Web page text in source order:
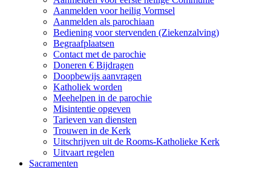
Aanmelden voor heilig Vormsel
Aanmelden als parochiaan
Bediening voor stervenden (Ziekenzalving)
Begraafplaatsen
Contact met de parochie
Doneren € Bijdragen
Doopbewijs aanvragen
Katholiek worden
Meehelpen in de parochie
Misintentie opgeven
Tarieven van diensten
Trouwen in de Kerk
Uitschrijven uit de Rooms-Katholieke Kerk
Uitvaart regelen
Sacramenten